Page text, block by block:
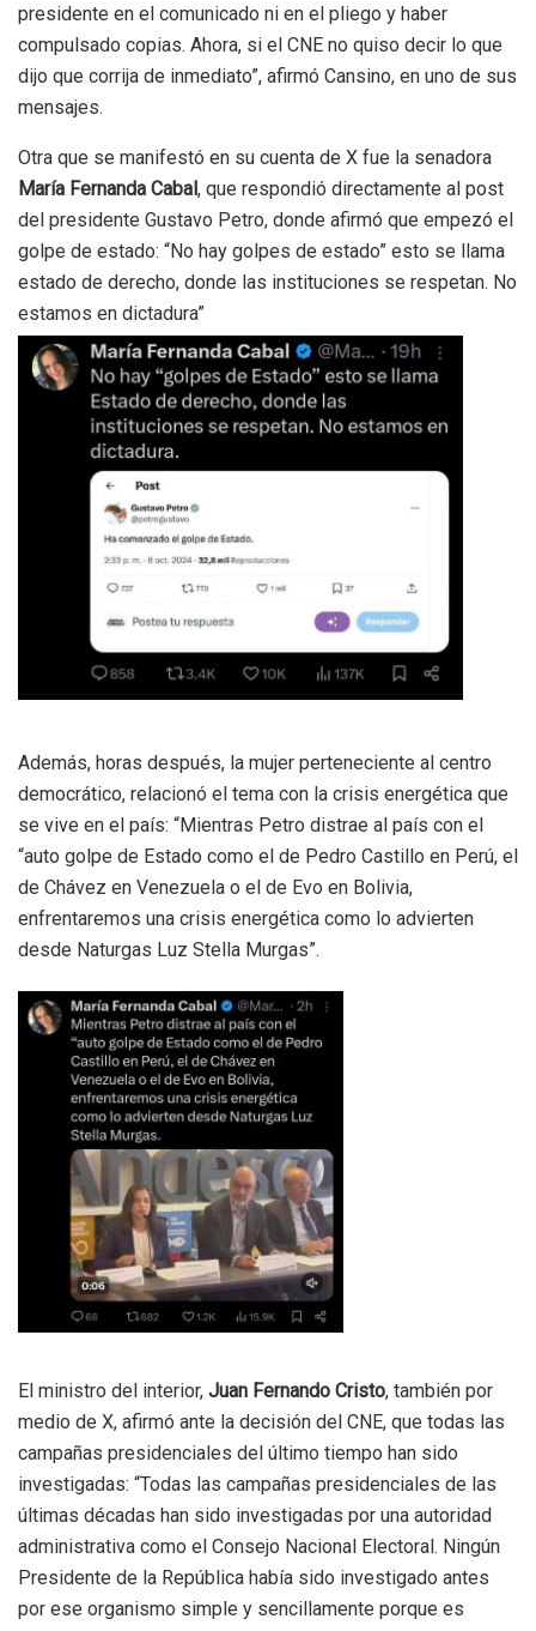
presidente en el comunicado ni en el pliego y haber
compulsado copias. Ahora, si el CNE no quiso decir lo que
dijo que corrija de inmediato”, afirmó Cansino, en uno de sus
mensajes.
Otra que se manifestó en su cuenta de X fue la senadora
María Fernanda Cabal, que respondió directamente al post
del presidente Gustavo Petro, donde afirmó que empezó el
golpe de estado: “No hay golpes de estado” esto se llama
estado de derecho, donde las instituciones se respetan. No
estamos en dictadura”
Además, horas después, la mujer perteneciente al centro
democrático, relacionó el tema con la crisis energética que
se vive en el país: “Mientras Petro distrae al país con el
“auto golpe de Estado como el de Pedro Castillo en Perú, el
de Chávez en Venezuela o el de Evo en Bolivia,
enfrentaremos una crisis energética como lo advierten
desde Naturgas Luz Stella Murgas”.
El ministro del interior, Juan Fernando Cristo, también por
medio de X, afirmó ante la decisión del CNE, que todas las
campañas presidenciales del último tiempo han sido
investigadas: “Todas las campañas presidenciales de las
últimas décadas han sido investigadas por una autoridad
administrativa como el Consejo Nacional Electoral. Ningún
Presidente de la República había sido investigado antes
por ese organismo simple y sencillamente porque es